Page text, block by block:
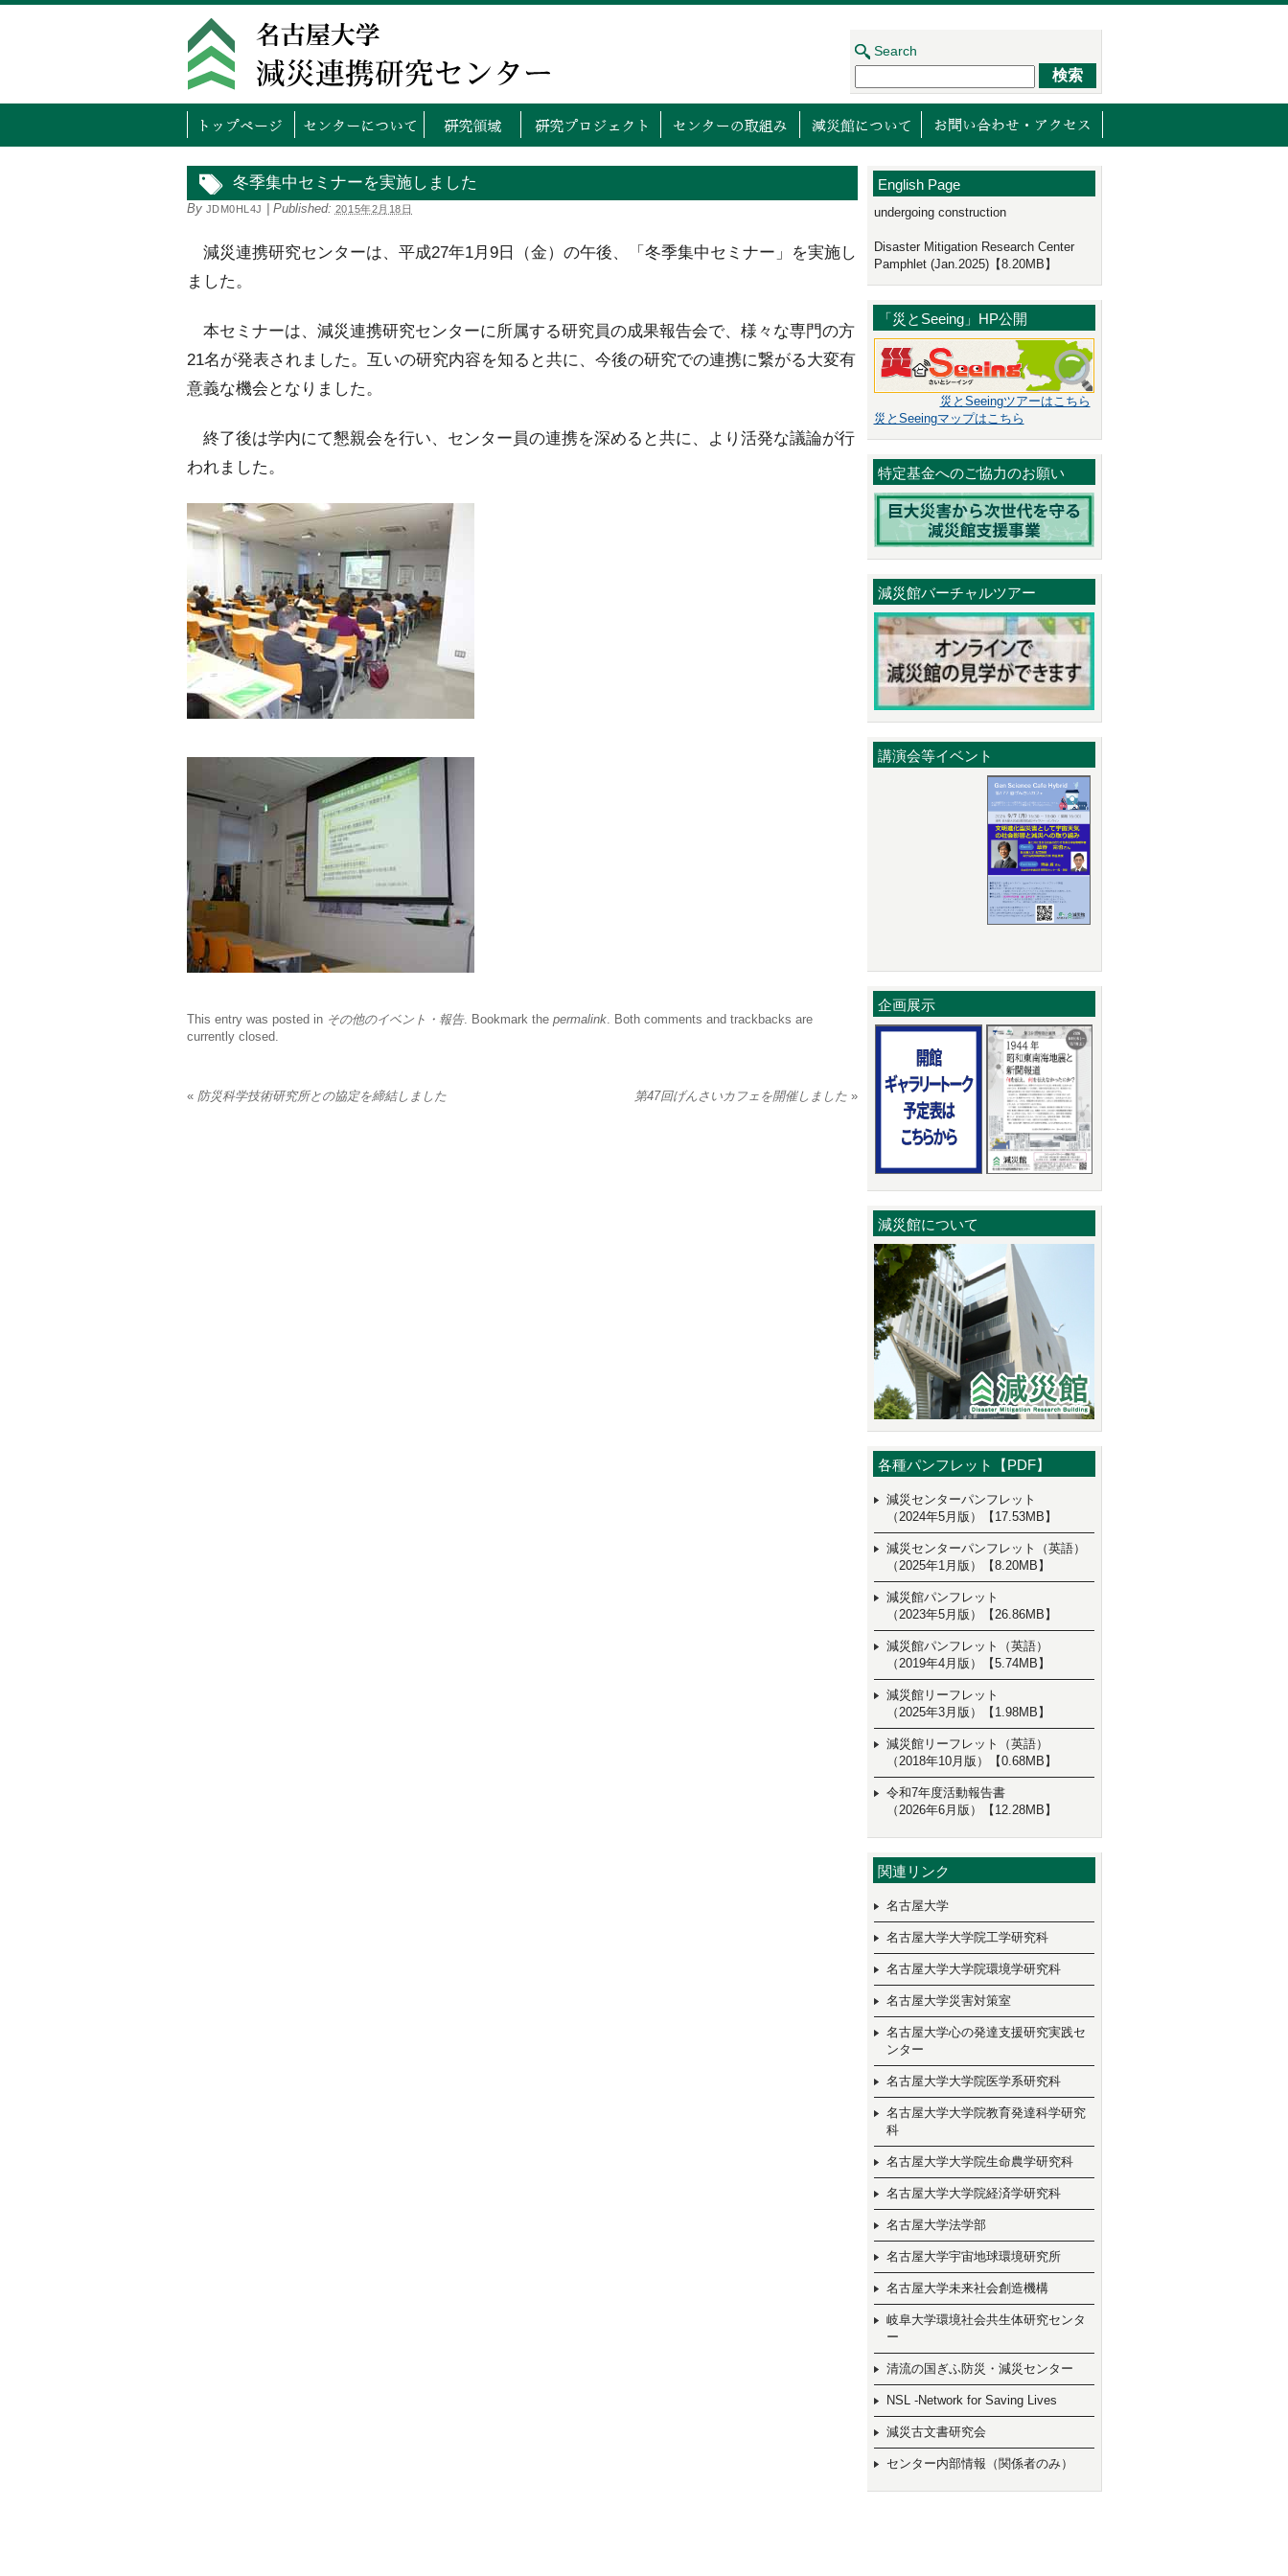
トップページ センターについて
研究領域 研究プロジェクト センターの取り組み減災館について
Search
冬季集中セミナーを実施しました
By JDM0HL4J Published: 2015年2月18日
減災連携研究センターは、平成27年1月9日（金）の午後、「冬季集中セミナー」を実施し
ました。
本セミナーは、減災連携研究センターに所属する研究員の成果報告会で、様々な専門の方
21名が発表されました。互いの研究内容を知ると共に、今後の研究での連携に繋がる大変有
意義な機会となりました。
終了後は学内にて懇親会を行い、センター員の連携を深めると共に、より活発な議論が行
われました。
This entry was posted in その他のイベント・報告. Bookmark the permalink. Both comments and trackbacks are
currently closed.
«防災科学技術研究所との協定を締結しました 第47回げんさいカフェを開催しました »
English Page
undergoing construction
Disaster Mitigation Research Center
Pamphlet (Jan.2025)【8.20MB】
「災とSeeing」HP公開
災とSeeingツアーはこちら
災とSeeingマップはこちら
特定基金へのご協力のお願い
減災館バーチャルツアー
講演会等イベント
企画展示
減災館について
各種パンフレット【PDF】
減災センターパンフレット
（2024年5月版）【17.53MB】
減災センターパンフレット（英語）
（2025年1月版）【8.20MB】
減災館パンフレット
（2023年5月版）【26.86MB】
減災館パンフレット（英語）
（2019年4月版）【5.74MB】
減災館リーフレット
（2025年3月版）【1.98MB】
減災館リーフレット（英語）
（2018年10月版）【0.68MB】
令和7年度活動報告書
（2026年6月版）【12.28MB】
関連リンク
名古屋大学
名古屋大学大学院工学研究科
名古屋大学大学院環境学研究科
名古屋大学災害対策室
名古屋大学心の発達支援研究実践セ
ンター
名古屋大学大学院医学系研究科
名古屋大学大学院教育発達科学研究
科
名古屋大学大学院生命農学研究科
名古屋大学大学院経済学研究科
名古屋大学法学部
名古屋大学宇宙地球環境研究所
名古屋大学未来社会創造機構
岐阜大学環境社会共生体研究センタ
ー
清流の国ぎふ防災・減災センター
NSL -Network for Saving Lives
減災古文書研究会
センター内部情報（関係者のみ）